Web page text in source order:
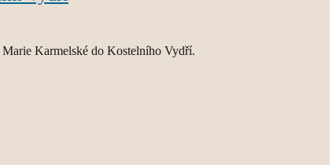
Karmelské do Kostelního Vydří.